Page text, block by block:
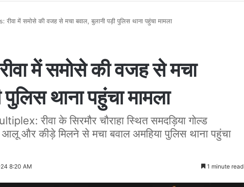
में समोसे की वजह से मचा बवाल, बुलानी पड़ी पुलिस थाना पहुंचा मामला
में समोसे की वजह से मचा
थाना पहुंचा मामला
रीवा के सिरमौर चौराहा स्थित समदड़िया गोल्ड
और कीड़े मिलने से मचा बवाल अमहिया पुलिस थाना पहुंचा
8:20 AM 1 minute read